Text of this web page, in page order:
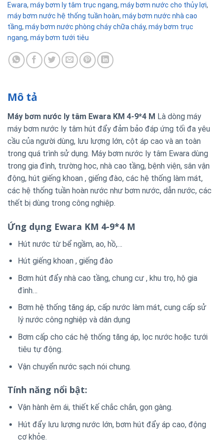
Ewara, máy bơm ly tâm trục ngang, máy bơm nước cho thủy lợi,
máy bơm nước hệ thống tuần hoàn, máy bơm nước nhà cao
tầng, máy bơm nước phòng cháy chữa cháy, máy bơm trục
ngang, máy bơm tưới tiêu
Mô tả
Máy bơm nước ly tâm Ewara KM 4-9*4 M Là dòng máy
máy bơm nước ly tâm hút đẩy đảm bảo đáp ứng tối đa yêu
cầu của người dùng, lưu lượng lớn, cột áp cao và an toàn
trong quá trình sử dụng. Máy bơm nước ly tâm Ewara dùng
trong gia đình, trường học, nhà cao tầng, bệnh viện, sân vận
động, hút giếng khoan , giếng đào, các hệ thống làm mát,
các hệ thống tuần hoàn nước như bơm nước, dẫn nước, các
thết bị dùng trong công nghiệp.
Ứng dụng Ewara KM 4-9*4 M
Hút nước từ bể ngầm, ao, hồ,…
Hút giếng khoan , giếng đào
Bơm hút đẩy nhà cao tầng, chung cư , khu trọ, hộ gia
đình…
Bơm hệ thống tăng áp, cấp nước làm mát, cung cấp sử
lý nước công nghiệp và dân dụng
Bơm cấp cho các hệ thống tăng áp, lọc nước hoặc tưới
tiêu tự động.
Vận chuyển nước sạch nói chung.
Tính năng nổi bật:
Vận hành êm ái, thiết kế chắc chắn, gọn gàng.
Hút đẩy lưu lượng nước lớn, bơm hút đẩy áp cao, động
cơ khỏe.